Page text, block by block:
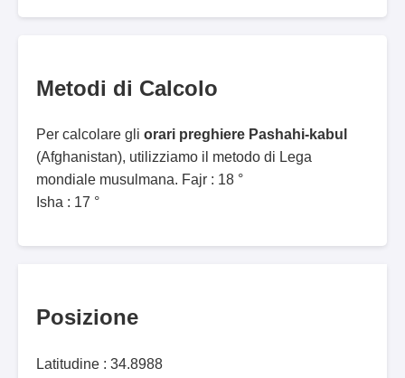
Metodi di Calcolo
Per calcolare gli orari preghiere Pashahi-kabul
(Afghanistan), utilizziamo il metodo di Lega
mondiale musulmana. Fajr : 18 °
Isha : 17 °
Posizione
Latitudine : 34.8988